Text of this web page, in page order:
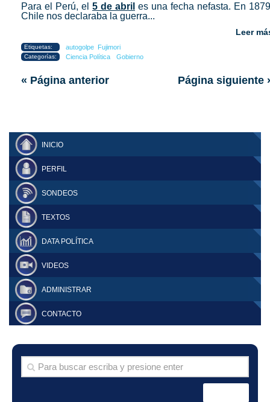
Para el Perú, el 5 de abril es una fecha nefasta. En
Chile nos declaraba la guerra...
Leer
Etiquetas: autogolpe Fujimori
Categorías: Ciencia Política Gobierno
« Página anterior Página siguiente
INICIO
PERFIL
SONDEOS
TEXTOS
DATA POLÍTICA
VIDEOS
ADMINISTRAR
CONTACTO